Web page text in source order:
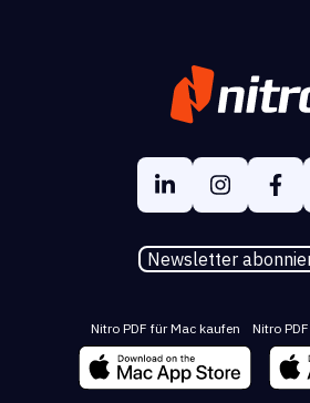
Newsletter
Nitro PDF für Mac kaufen Nitro